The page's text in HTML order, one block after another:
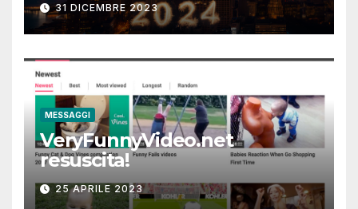
31 DICEMBRE 2023
MESSAGGI
VeryFunnyVideo.net
resuscita!
25 APRILE 2023